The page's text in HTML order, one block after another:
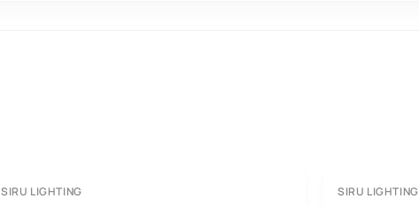
SIRU LIGHTING SIRU LIGHTING